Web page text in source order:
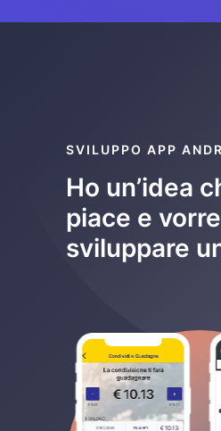
SVILUPPO APP
Ho un’idea
piace e
sviluppare